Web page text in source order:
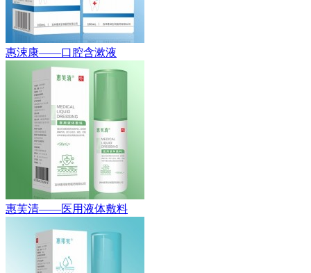
惠涑康——口腔含漱液
惠芙清——医用液体敷料